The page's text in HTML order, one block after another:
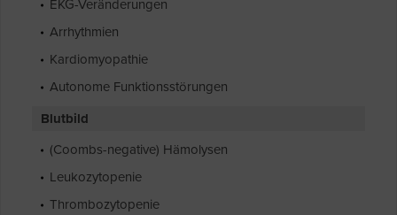
EKG-Veränderungen
Arrhythmien
Kardiomyopathie
Autonome Funktionsstörungen
Blutbild
(Coombs-negative) Hämolysen
Leukozytopenie
Thrombozytopenie